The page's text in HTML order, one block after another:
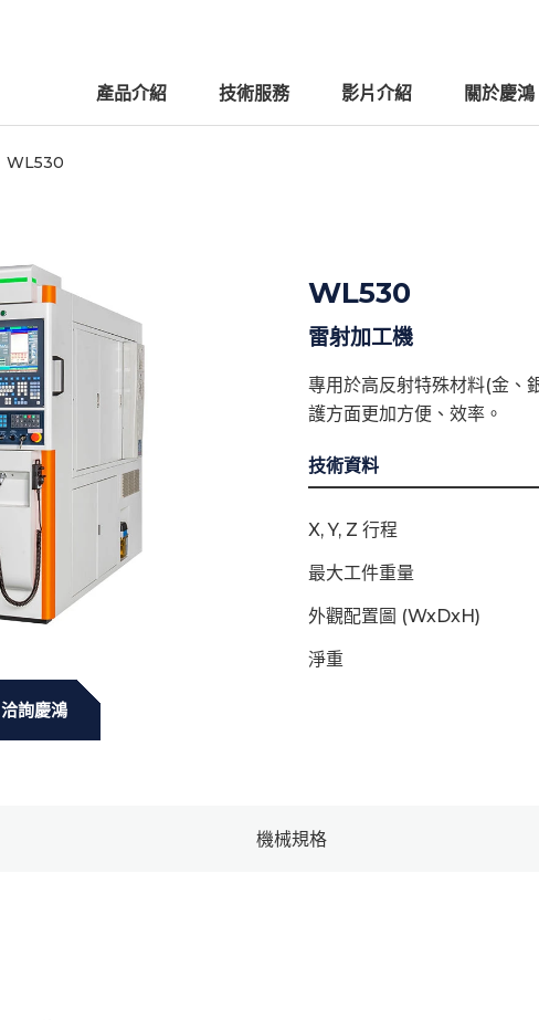
產品介紹 技術服務 影片介紹 關於慶鴻
WL530
洽詢慶鴻
WL530
雷射加工機
專用於高反射特殊材料(金、
護方面更加方便、效率。
技術資料
X, Y, Z 行程
最大工件重量
外觀配置圖 (WxDxH)
淨重
機械規格